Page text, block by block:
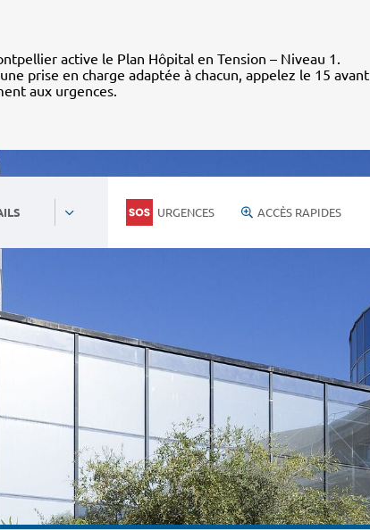
active le Plan Hôpital en Tension – Niveau 1.
prise en charge adaptée à chacun, appelez le 15 avant
aux urgences.
URGENCES ACCÈS RAPIDES